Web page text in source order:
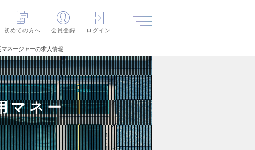
初めての方へ
会員登録 ログイン
マネージャーの求人情報
マネー